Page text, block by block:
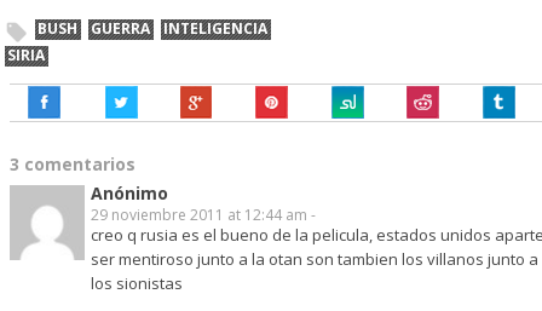
BUSH GUERRA
INTELIGENCIA
SIRIA
3 comentarios
Anónimo
29 noviembre 2011 at 12:44 am -
creo q rusia es el bueno de la pelicula, estados unidos
ser mentiroso junto a la otan son tambien los villanos junto a
los sionistas